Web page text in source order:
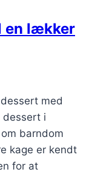
en lækker
med
dessert i
barndom
kage er kendt
for at